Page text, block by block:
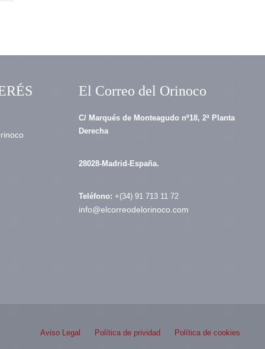
El Correo del Orinoco
C/ Marqués de Monteagudo nº18, 2ª Planta
Derecha
28028-Madrid-España.
Teléfono: +(34) 91 713 11 72
info@elcorreodelorinoco.com
Aviso Legal Política de prividad Política de cookies